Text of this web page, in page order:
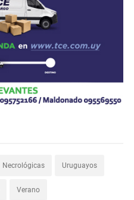
Necrológicas Uruguayos
Verano